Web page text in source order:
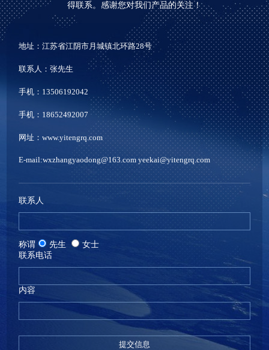
得联系。感谢您对我们产品的关注！
地址：江苏省江阴市月城镇北环路28号
联系人：张先生
手机：13506192042
手机：18652492007
网址：www.yitengrq.com
E-mail:wxzhangyaodong@163.com yeekai@yitengrq.com
联系人
称谓 先生
女士
联系电话
内容